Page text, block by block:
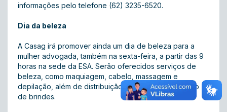
informações pelo telefone (62) 3235-6520.
Dia da beleza
A Casag irá promover ainda um dia de beleza para a
mulher advogada, também na sexta-feira, a partir das 9
horas na sede da ESA. Serão oferecidos serviços de
beleza, como maquiagem, cabelo, massagem e
depilação, além de distribuição de bombons e sorteio
de brindes.